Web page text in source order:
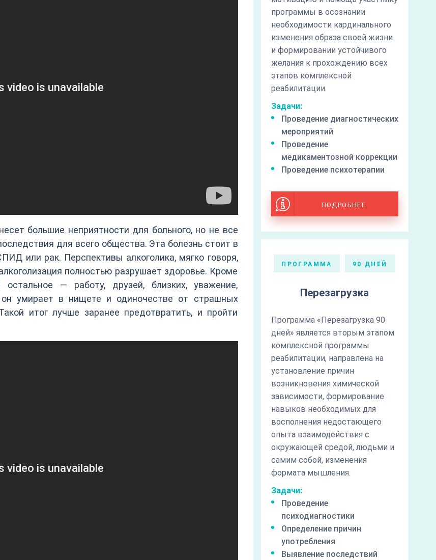
большие неприятности для больного, но не все
для всего общества. Эта болезнь стоит в
или рак. Перспективы алкоголика, мягко говоря,
полностью разрушает здоровье. Кроме
— работу, друзей, близких, уважение,
он умирает в нищете и одиночестве от страшных
итог лучше заранее предотвратить, и пройти
программы в осознании
необходимости кардинального
изменения образа своей жизни
и формировании устойчивого
желания к прохождению всех
этапов комплексной
реабилитации.
Задачи:
Проведение диагностических
мероприятий
Проведение
медикаментозной коррекции
Проведение психотерапии
ПОДРОБНЕЕ
ПРОГРАММА 90 ДНЕЙ
Перезагрузка
Программа «Перезагрузка 90
дней» является вторым этапом
комплексной программы
реабилитации, направлена на
установление причин
возникновения химической
зависимости, формирование
навыков необходимых для
восполнения недостающего
опыта взаимодействия с
окружающей средой, людьми и
самим собой, изменения
формата мышления.
Задачи:
Проведение
психодиагностики
Определение причин
употребления
Выявление последствий